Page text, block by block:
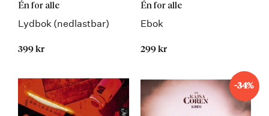
Én for alle
Lydbok (nedlastbar)
399 kr
Én for alle
Ebok
299 kr
-34%